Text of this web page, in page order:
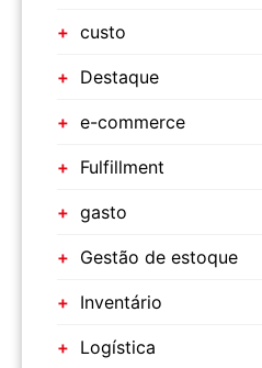
custo
Destaque
e-commerce
Fulfillment
gasto
Gestão de estoque
Inventário
Logística